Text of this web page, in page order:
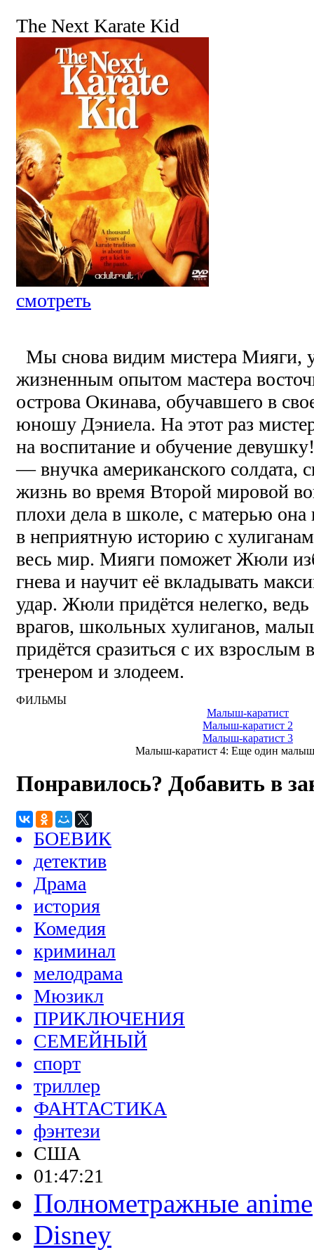
The Next Karate Kid
смотреть
Мы снова видим мистера Мияги,
жизненным опытом мастера
острова Окинава, обучавшего в
юношу Дэниела. На этот раз
на воспитание и обучение
— внучка американского солдата,
жизнь во время Второй
плохи дела в школе, с матерью она
в неприятную историю с
весь мир. Мияги поможет Жюли
гнева и научит её вкладывать
удар. Жюли придётся нелегко,
врагов, школьных хулиганов,
придётся сразиться с их
тренером и злодеем.
ФИЛЬМЫ
Малыш-каратист
Малыш-каратист 2
Малыш-каратист 3
Малыш-каратист 4: Еще один
Понравилось? Добавить в
БОЕВИК
детектив
Драма
история
Комедия
криминал
мелодрама
Мюзикл
ПРИКЛЮЧЕНИЯ
СЕМЕЙНЫЙ
спорт
триллер
ФАНТАСТИКА
фэнтези
США
01:47:21
Полнометражные anime
Disney